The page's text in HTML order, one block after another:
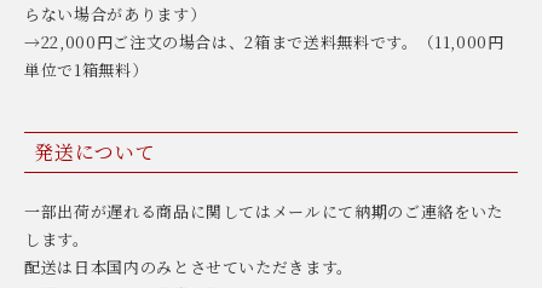
らない場合があります）
→22,000円ご注文の場合は、2箱まで送料無料です。（11,000円
単位で1箱無料）
発送について
一部出荷が遅れる商品に関してはメールにて納期のご連絡をいた
します。
配送は日本国内のみとさせていただきます。